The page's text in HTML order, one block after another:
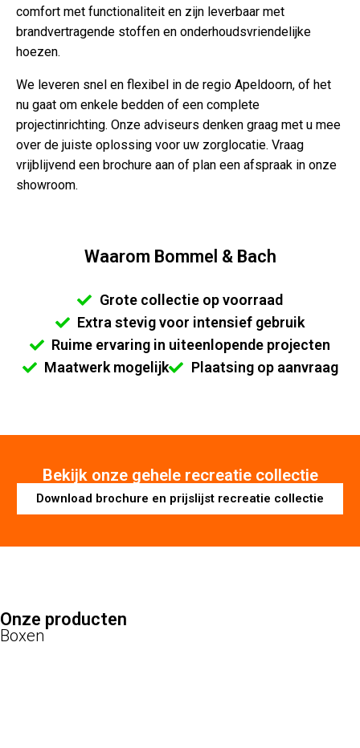
comfort met functionaliteit en zijn leverbaar met
brandvertragende stoffen en onderhoudsvriendelijke
hoezen.
We leveren snel en flexibel in de regio Apeldoorn, of het
nu gaat om enkele bedden of een complete
projectinrichting. Onze adviseurs denken graag met u mee
over de juiste oplossing voor uw zorglocatie. Vraag
vrijblijvend een brochure aan of plan een afspraak in onze
showroom.
Waarom Bommel & Bach
Grote collectie op voorraad
Extra stevig voor intensief gebruik
Ruime ervaring in uiteenlopende projecten
Maatwerk mogelijk
Plaatsing op aanvraag
Bekijk onze gehele recreatie collectie
Download brochure en prijslijst recreatie collectie
Onze producten
Boxen